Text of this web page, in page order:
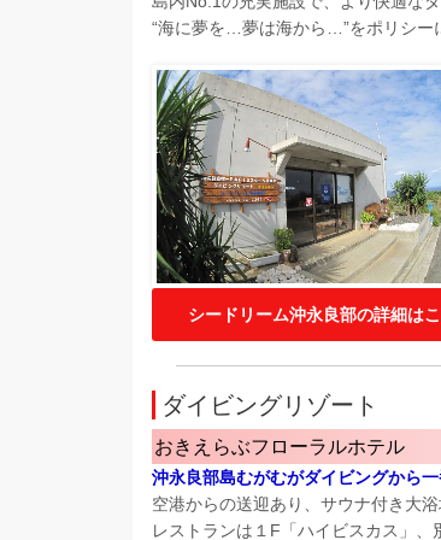
“海に夢を…夢は海から…”をポリシー
シードリーム沖永良部の詳細は
ダイビングリゾート
おきえらぶフローラルホテル
沖永良部島むがむがダイビングから一
空港からの送迎あり、サウナ付き大浴
レストランは１F「ハイビスカス」